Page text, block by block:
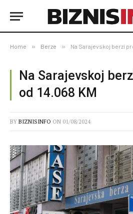
Home » Berze » Na Sarajevskoj berzi
Na Sarajevskoj
od 14.068 KM
BY BIZNISINFO ON 01/08/2024